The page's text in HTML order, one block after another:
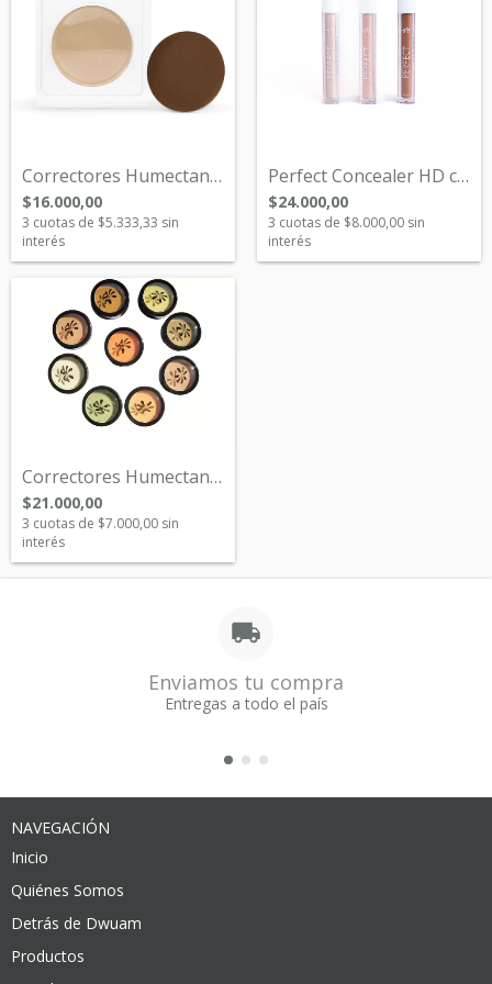
Correctores Humectantes
$16.000,00
3 cuotas de $5.333,33 sin
interés
Perfect Concealer HD con Acido Hialuróni...
$24.000,00
3 cuotas de $8.000,00 sin
interés
Correctores Humectantes en Petacas Indiv...
$21.000,00
3 cuotas de $7.000,00 sin
interés
Enviamos tu compra
Entregas a todo el país
NAVEGACIÓN
Inicio
Quiénes Somos
Detrás de Dwuam
Productos